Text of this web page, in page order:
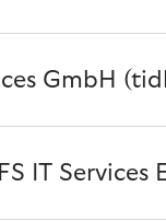
GmbH
IT Services